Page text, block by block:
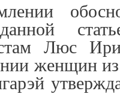
Люс
женщин